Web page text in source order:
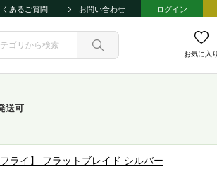
くあるご質問 お問い合わせ ログイン
お気に入り
送可
フライ】 フラットブレイド シルバー